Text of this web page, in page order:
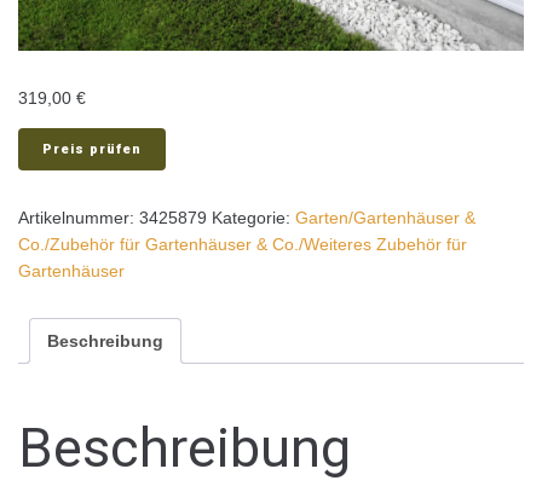
319,00 €
Preis prüfen
Artikelnummer: 3425879 Kategorie: Garten/Gartenhäuser &
Co./Zubehör für Gartenhäuser & Co./Weiteres Zubehör für
Gartenhäuser
Beschreibung
Beschreibung